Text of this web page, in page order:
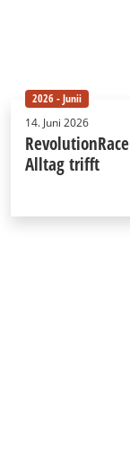
2026 - Junii
14. Juni 2026
Alltag trifft